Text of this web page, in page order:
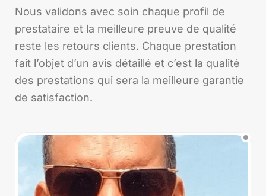
Nous validons avec soin chaque profil de
prestataire et la meilleure preuve de qualité
reste les retours clients. Chaque prestation
fait l’objet d’un avis détaillé et c’est la qualité
des prestations qui sera la meilleure garantie
de satisfaction.